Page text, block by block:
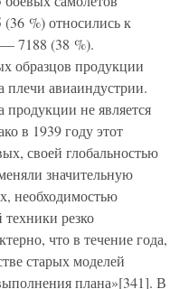
%) относились к
7188 (38 %).
образцов продукции
авиаиндустрии.
продукции не является
в 1939 году этот
своей глобальностью
значительную
необходимостью
резко
что в течение года,
старых моделей
плана»[341]. В